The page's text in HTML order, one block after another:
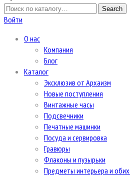
Войти
О нас
Компания
Блог
Каталог
Эксклюзив от Архаизм
Новые поступления
Винтажные часы
Подсвечники
Печатные машинки
Посуда и сервировка
Гравюры
Флаконы и пузырьки
Предметы интерьера и